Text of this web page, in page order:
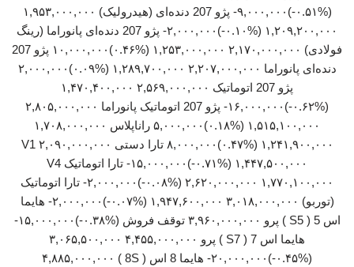
(‎-۰.۵۱%‏)‎-۹,۰۰۰,۰۰۰‏ پژو 207 دنده‌ای (هیدرولیک) ۱,۹۵۳,۰۰۰,۰۰۰
۱,۲۰۹,۲۰۰,۰۰۰ (‎-۰.۱۰%‏)‎-۲,۰۰۰,۰۰۰‏ پژو 207 دنده‌ای پانوراما (رینگ
فولادی) ۲,۱۷۰,۰۰۰,۰۰۰ ۱,۲۵۳,۰۰۰,۰۰۰ (‎۰.۴۶%‏)‎۱۰,۰۰۰,۰۰۰‏ پژو 207
پژو 207 اتوماتیک ۲,۵۶۹,۰۰۰,۰۰۰ ۱,۴۷۰,۴۰۰,۰۰۰
(‎-۰.۶۲%‏)‎-۱۶,۰۰۰,۰۰۰‏ پژو 207 اتوماتیک پانوراما ۲,۸۰۵,۰۰۰,۰۰۰
۱,۵۱۵,۱۰۰,۰۰۰ (‎۰.۱۸%‏)‎۵,۰۰۰,۰۰۰‏ راناپلاس ۱,۷۰۸,۰۰۰,۰۰۰
۱,۲۴۱,۹۰۰,۰۰۰ (‎۰.۴۷%‏)‎۸,۰۰۰,۰۰۰‏ تارا دستی V1 ۲,۰۹۰,۰۰۰,۰۰۰
۱,۴۴۷,۵۰۰,۰۰۰ (‎-۰.۷۱%‏)‎-۱۵,۰۰۰,۰۰۰‏ تارا اتوماتیک V4
۲,۶۲۰,۰۰۰,۰۰۰ ۱,۷۷۰,۱۰۰,۰۰۰ (‎-۰.۰۸%‏)‎-۲,۰۰۰,۰۰۰‏ تارا اتوماتیک
(توربو) ۳,۰۱۸,۰۰۰,۰۰۰ ۱,۹۴۷,۶۰۰,۰۰۰ (‎-۰.۰۷%‏)‎-۲,۰۰۰,۰۰۰‏ هایما
هایما اس 7 ( S7 ) پرو ۴,۴۵۵,۰۰۰,۰۰۰ ۳,۰۶۵,۵۰۰,۰۰۰
(‎-۰.۴۵%‏)‎-۲۰,۰۰۰,۰۰۰‏ هایما 8 اس ( 8S ) ۴,۸۸۵,۰۰۰,۰۰۰